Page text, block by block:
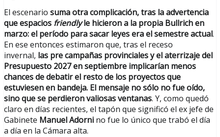
El escenario suma otra complicación, tras la advertencia
que espacios friendlyle hicieron a la propia Bullrich en
marzo: el período para sacar leyes era el semestre actual.
En ese entonces estimaron que, tras el receso
invernal, las pre campañas provinciales y el aterrizaje del
Presupuesto 2027 en septiembre implicarían menos
chances de debatir el resto de los proyectos que
estuviesen en bandeja. El mensaje no sólo no fue oído,
sino que se perdieron valiosas ventanas. Y, como quedó
claro en días recientes, el tapón que significó el ex jefe de
Gabinete Manuel Adorni no fue lo único que trabó el día
a día en la Cámara alta.